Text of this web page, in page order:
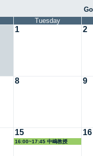
Tuesday
1 2
8 9
15
16:00~17:45 中嶋教授
16